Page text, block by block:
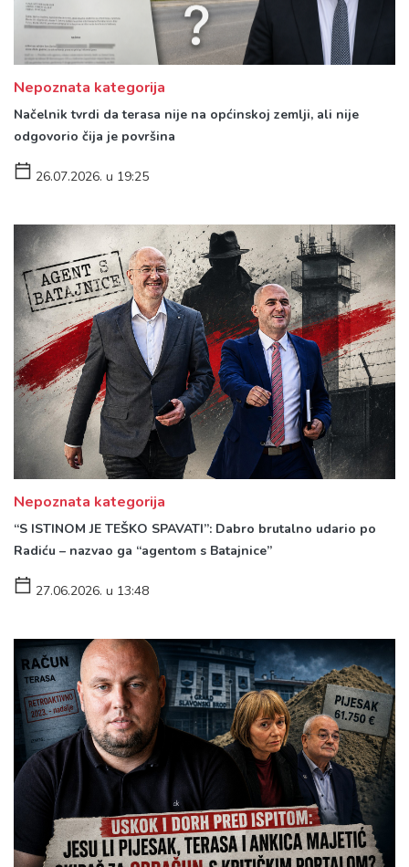
Nepoznata kategorija
Načelnik tvrdi da terasa nije na općinskoj zemlji, ali nije
odgovorio čija je površina
26.07.2026. u 19:25
Nepoznata kategorija
“S ISTINOM JE TEŠKO SPAVATI”: Dabro brutalno udario po
Radiću – nazvao ga “agentom s Batajnice”
27.06.2026. u 13:48